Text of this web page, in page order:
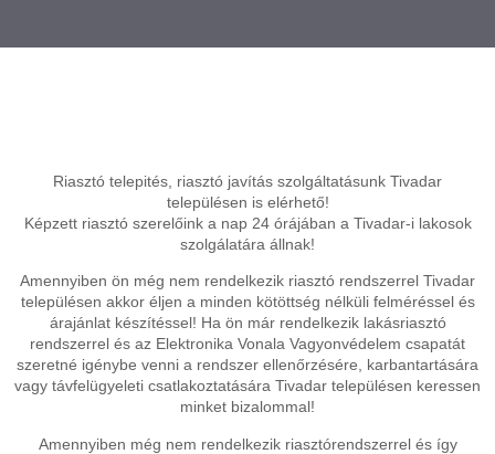
Riasztó telepités, riasztó javítás szolgáltatásunk Tivadar
településen is elérhető!
Képzett riasztó szerelőink a nap 24 órájában a Tivadar-i lakosok
szolgálatára állnak!
Amennyiben ön még nem rendelkezik riasztó rendszerrel Tivadar
településen akkor éljen a minden kötöttség nélküli felméréssel és
árajánlat készítéssel! Ha ön már rendelkezik lakásriasztó
rendszerrel és az Elektronika Vonala Vagyonvédelem csapatát
szeretné igénybe venni a rendszer ellenőrzésére, karbantartására
vagy távfelügyeleti csatlakoztatására Tivadar településen keressen
minket bizalommal!
Amennyiben még nem rendelkezik riasztórendszerrel és így